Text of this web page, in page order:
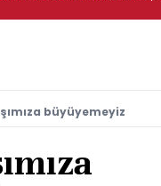
büyüyemeyiz